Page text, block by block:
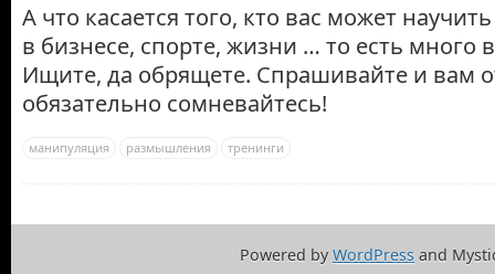
А что касается того, кто вас может
в бизнесе, спорте, жизни … то есть много
Ищите, да обрящете. Спрашивайте и вам
обязательно сомневайтесь!
манипуляция размышления тренинги
Powered byWordPress and